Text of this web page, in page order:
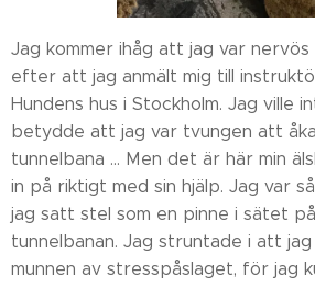
Jag kommer ihåg att jag var
efter att jag anmält mig till
Hundens hus i Stockholm. Jag ville
betydde att jag var tvungen att
tunnelbana ... Men det är här min
in på riktigt med sin hjälp. Jag var
jag satt stel som en pinne i sätet
tunnelbanan. Jag struntade i att
munnen av stresspåslaget, för jag